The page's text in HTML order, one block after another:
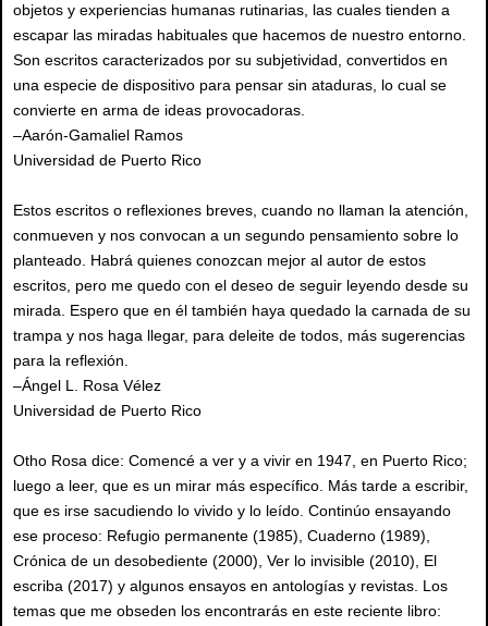
objetos y experiencias humanas rutinarias, las cuales tienden a
escapar las miradas habituales que hacemos de nuestro entorno.
Son escritos caracterizados por su subjetividad, convertidos en
una especie de dispositivo para pensar sin ataduras, lo cual se
convierte en arma de ideas provocadoras.
–Aarón-Gamaliel Ramos
Universidad de Puerto Rico
Estos escritos o reflexiones breves, cuando no llaman la atención,
conmueven y nos convocan a un segundo pensamiento sobre lo
planteado. Habrá quienes conozcan mejor al autor de estos
escritos, pero me quedo con el deseo de seguir leyendo desde su
mirada. Espero que en él también haya quedado la carnada de su
trampa y nos haga llegar, para deleite de todos, más sugerencias
para la reflexión.
–Ángel L. Rosa Vélez
Universidad de Puerto Rico
Otho Rosa dice: Comencé a ver y a vivir en 1947, en Puerto Rico;
luego a leer, que es un mirar más específico. Más tarde a escribir,
que es irse sacudiendo lo vivido y lo leído. Continúo ensayando
ese proceso: Refugio permanente (1985), Cuaderno (1989),
Crónica de un desobediente (2000), Ver lo invisible (2010), El
escriba (2017) y algunos ensayos en antologías y revistas. Los
temas que me obseden los encontrarás en este reciente libro: